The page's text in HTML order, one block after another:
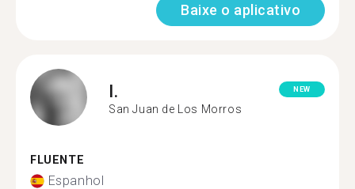
Baixe o aplicativo
I.
San Juan de Los Morros
NEW
FLUENTE
Espanhol